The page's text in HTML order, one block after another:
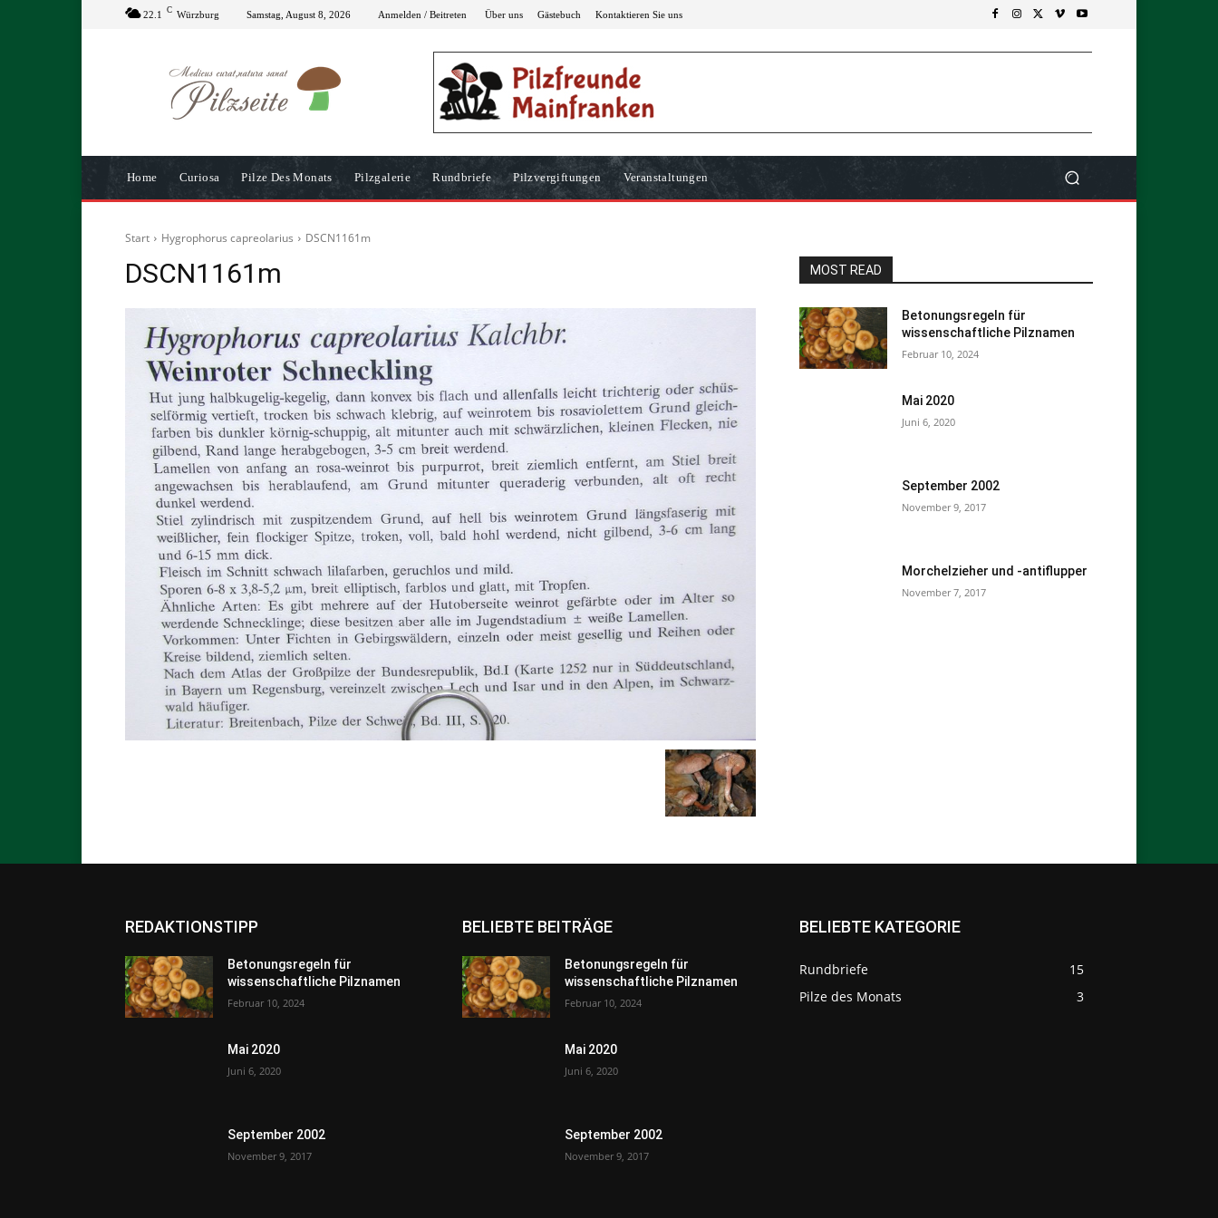
22.1 C Würzburg Samstag, August 8, 2026 Anmelden / Beitreten Über uns Gästebuch Kontaktieren Sie uns
Home Curiosa Pilze Des Monats Pilzgalerie Rundbriefe Pilzvergiftungen Veranstaltungen
Start Hygrophorus capreolarius DSCN1161m
DSCN1161m MOST READ
Betonungsregeln für
wissenschaftliche Pilznamen
Februar 10, 2024
Mai 2020
Juni 6, 2020
September 2002
November 9, 2017
Morchelzieher und -antiflupper
November 7, 2017
REDAKTIONSTIPP
Betonungsregeln für
wissenschaftliche Pilznamen
Februar 10, 2024
Mai 2020
Juni 6, 2020
September 2002
November 9, 2017
BELIEBTE BEITRÄGE
Betonungsregeln für
wissenschaftliche Pilznamen
Februar 10, 2024
Mai 2020
Juni 6, 2020
September 2002
November 9, 2017
BELIEBTE KATEGORIE
Rundbriefe
15
Pilze des Monats
3